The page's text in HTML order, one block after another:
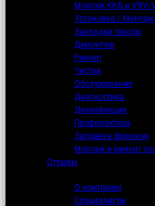
Монтаж ККБ и VRV/
Установка / Монтаж
Закладка трассы
Демонтаж
Ремонт
Чистка
Обслуживание
Диагностика
Дезинфекция
Профилактика
Заправка фреоном
Монтаж и ремонт
Отзывы
О компании
Специалисты